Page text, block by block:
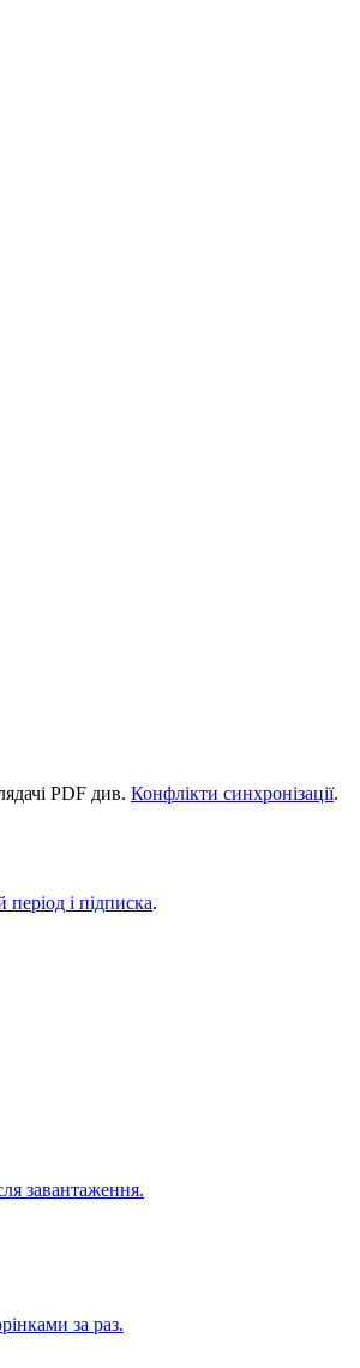
PDF див. Конфлікти синхронізації.
і підписка.
завантаження.
за раз.